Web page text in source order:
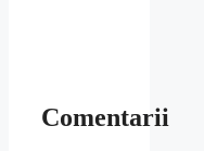
Comentarii